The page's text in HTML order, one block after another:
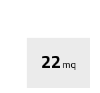
22mq
confermo di
I campi